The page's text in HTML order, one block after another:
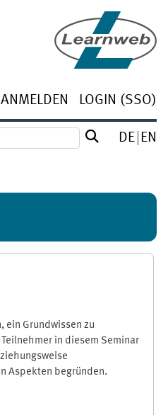
ANMELDEN LOGIN (SSO)
DE EN
ein Grundwissen zu
in diesem Seminar
Aspekten begründen.